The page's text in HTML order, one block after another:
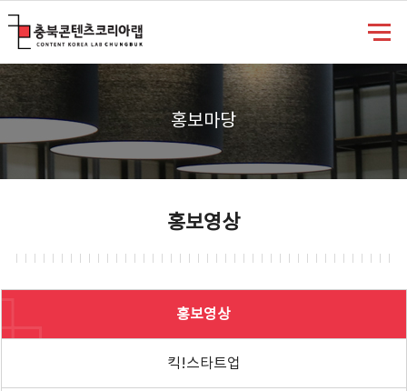
홍보마당
홍보영상
홍보영상
킥!스타트업